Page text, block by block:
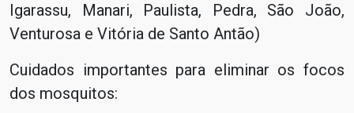
Igarassu, Manari, Paulista, Pedra, São João,
Venturosa e Vitória de Santo Antão)
Cuidados importantes para eliminar os focos
dos mosquitos: